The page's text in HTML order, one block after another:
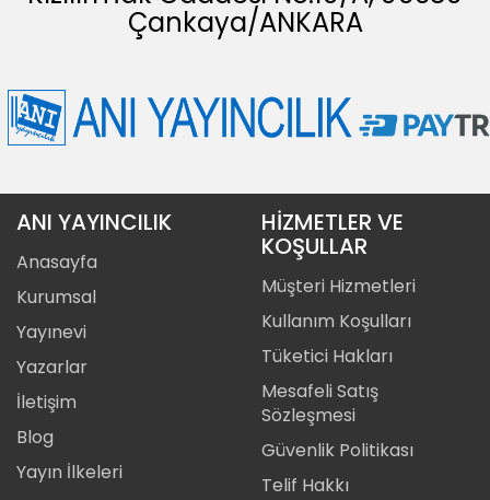
Çankaya/ANKARA
ANI YAYINCILIK
Anasayfa
Kurumsal
Yayınevi
Yazarlar
İletişim
Blog
Yayın İlkeleri
HİZMETLER VE
KOŞULLAR
Müşteri Hizmetleri
Kullanım Koşulları
Tüketici Hakları
Mesafeli Satış
Sözleşmesi
Güvenlik Politikası
Telif Hakkı